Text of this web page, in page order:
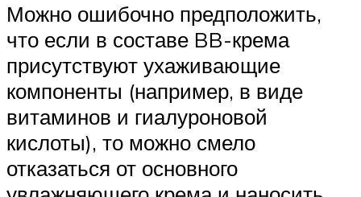
Можно ошибочно предположить,
что если в составе BB-крема
присутствуют ухаживающие
компоненты (например, в виде
витаминов и гиалуроновой
кислоты), то можно смело
отказаться от основного